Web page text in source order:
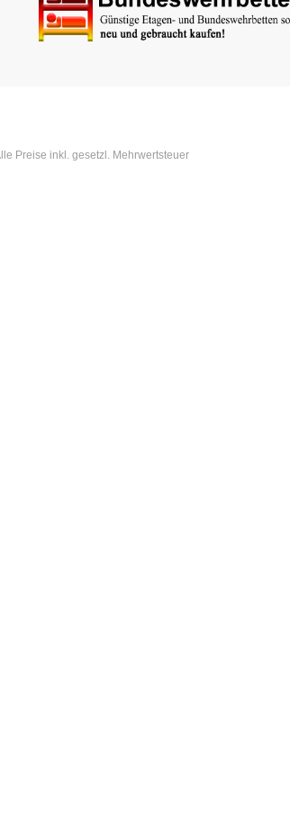
Preise inkl. gesetzl. Mehrwertsteuer